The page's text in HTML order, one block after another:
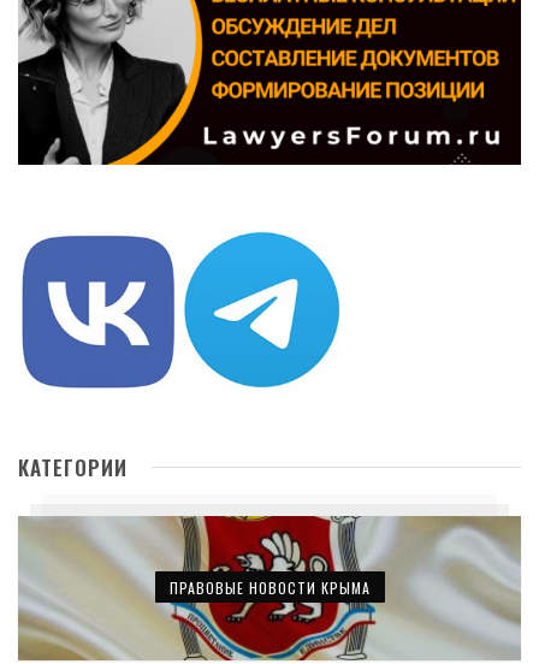
КАТЕГОРИИ
ПРАВОВЫЕ НОВОСТИ КРЫМА